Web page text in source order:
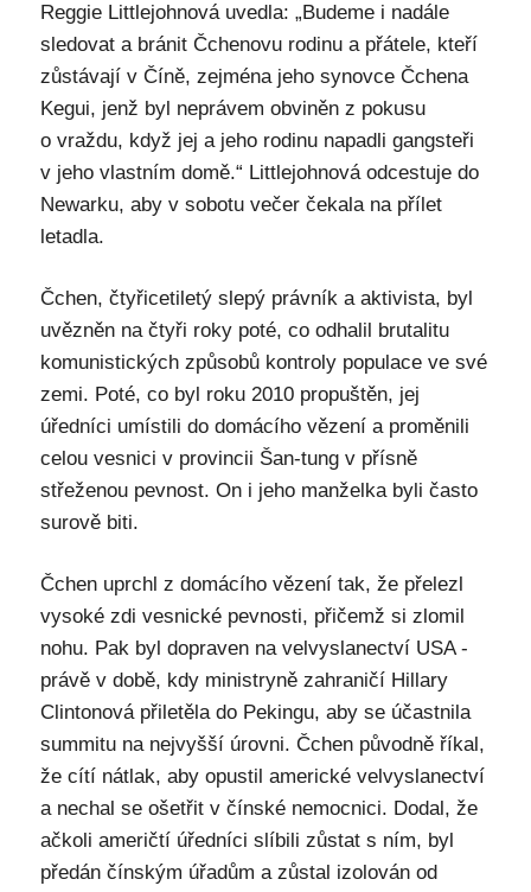
Reggie Littlejohnová uvedla: „Budeme i nadále
sledovat a bránit Čchenovu rodinu a přátele, kteří
zůstávají v Číně, zejména jeho synovce Čchena
Kegui, jenž byl neprávem obviněn z pokusu
o vraždu, když jej a jeho rodinu napadli gangsteři
v jeho vlastním domě.“ Littlejohnová odcestuje do
Newarku, aby v sobotu večer čekala na přílet
letadla.
Čchen, čtyřicetiletý slepý právník a aktivista, byl
uvězněn na čtyři roky poté, co odhalil brutalitu
komunistických způsobů kontroly populace ve své
zemi. Poté, co byl roku 2010 propuštěn, jej
úředníci umístili do domácího vězení a proměnili
celou vesnici v provincii Šan-tung v přísně
střeženou pevnost. On i jeho manželka byli často
surově biti.
Čchen uprchl z domácího vězení tak, že přelezl
vysoké zdi vesnické pevnosti, přičemž si zlomil
nohu. Pak byl dopraven na velvyslanectví USA -
právě v době, kdy ministryně zahraničí Hillary
Clintonová přiletěla do Pekingu, aby se účastnila
summitu na nejvyšší úrovni. Čchen původně říkal,
že cítí nátlak, aby opustil americké velvyslanectví
a nechal se ošetřit v čínské nemocnici. Dodal, že
ačkoli američtí úředníci slíbili zůstat s ním, byl
předán čínským úřadům a zůstal izolován od